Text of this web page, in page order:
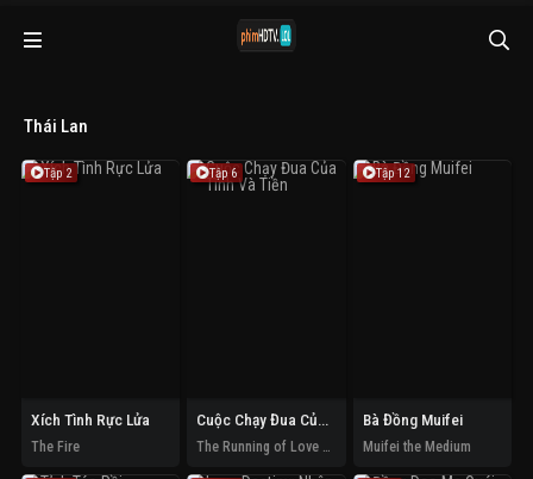
Thái Lan
Tập 2
Xích Tình Rực Lửa
The Fire
Tập 6
Cuộc Chạy Đua Của Tình Và Tiền
The Running of Love and Money
Tập 12
Bà Đồng Muifei
Muifei the Medium